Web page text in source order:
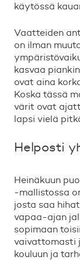
käytössä
Vaatteiden
on ilman
ympäristö
kasvaa
ovat aina
Koska tässä
värit ovat
lapsi vielä pitk
Helposti
Heinäkuun
-mallistossa
josta saa
vapaa-ajan
sopimaan
vaivattomasti
kouluun ja